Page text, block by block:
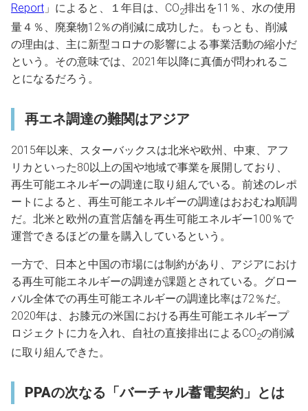
Report 」によると、１年目は、CO2排出を11％、水の使用
量４％、廃棄物12％の削減に成功した。もっとも、削減
の理由は、主に新型コロナの影響による事業活動の縮小だ
という。その意味では、2021年以降に真価が問われるこ
とになるだろう。
再エネ調達の難関はアジア
2015年以来、スターバックスは北米や欧州、中東、アフ
リカといった80以上の国や地域で事業を展開しており、
再生可能エネルギーの調達に取り組んでいる。前述のレポ
ートによると、再生可能エネルギーの調達はおおむね順調
だ。北米と欧州の直営店舗を再生可能エネルギー100％で
運営できるほどの量を購入しているという。
一方で、日本と中国の市場には制約があり、アジアにおけ
る再生可能エネルギーの調達が課題とされている。グロー
バル全体での再生可能エネルギーの調達比率は72％だ。
2020年は、お膝元の米国における再生可能エネルギープ
ロジェクトに力を入れ、自社の直接排出によるCO2の削減
に取り組んできた。
PPAの次なる「バーチャル蓄電契約」とは